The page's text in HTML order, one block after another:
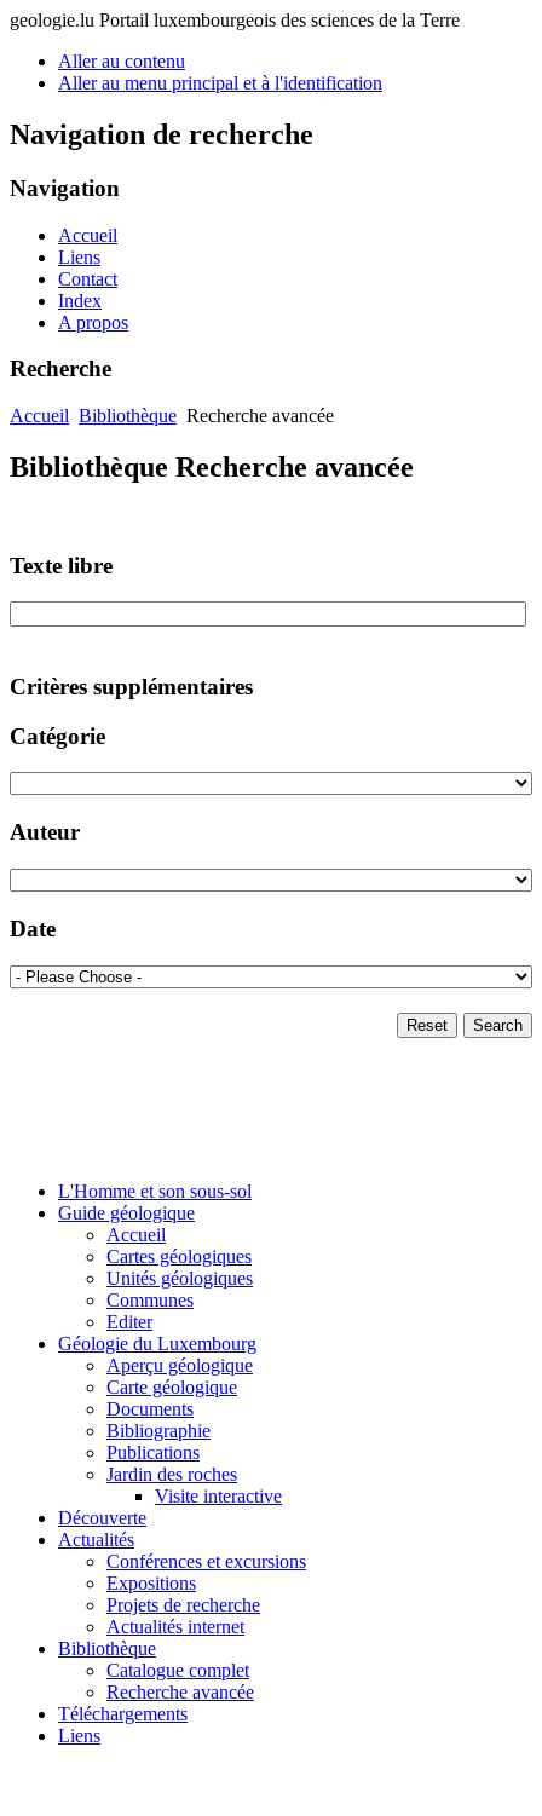
geologie.lu Portail luxembourgeois des sciences de la Terre
Aller au contenu
Aller au menu principal et à l'identification
Navigation de recherche
Navigation
Accueil
Liens
Contact
Index
A propos
Recherche
Accueil Bibliothèque Recherche avancée
Bibliothèque Recherche avancée
Texte libre
Critères supplémentaires
Catégorie
Auteur
Date
Search
Reset
L'Homme et son sous-sol
Guide géologique
Accueil
Cartes géologiques
Unités géologiques
Communes
Editer
Géologie du Luxembourg
Aperçu géologique
Carte géologique
Documents
Bibliographie
Publications
Jardin des roches
Visite interactive
Découverte
Actualités
Conférences et excursions
Expositions
Projets de recherche
Actualités internet
Bibliothèque
Catalogue complet
Recherche avancée
Téléchargements
Liens